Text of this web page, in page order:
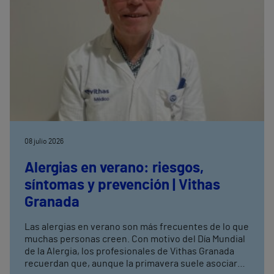
08 julio 2026
Alergias en verano: riesgos,
síntomas y prevención | Vithas
Granada
Las alergias en verano son más frecuentes de lo que
muchas personas creen. Con motivo del Día Mundial
de la Alergia, los profesionales de Vithas Granada
recuerdan que, aunque la primavera suele asociarse